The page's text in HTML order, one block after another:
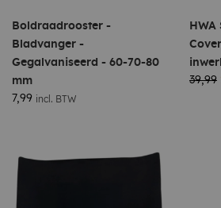
Boldraadrooster -
Bladvanger -
Gegalvaniseerd - 60-70-80
mm
7,99 incl. BTW
39,99